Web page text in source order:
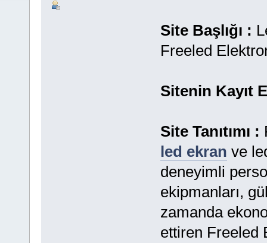
Site Başlığı :
Freeled
Sitenin Kayıt
Site Tanıtımı :
led ekran ve
deneyimli
ekipmanları,
zamanda
ettiren Freeled